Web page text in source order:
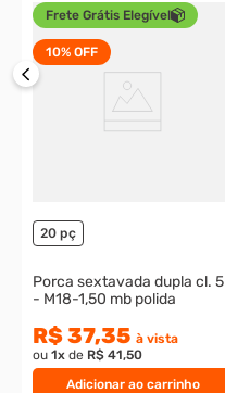
Frete Grátis Elegível
10% OFF
Adicionar ao carrinho
20 pç
Porca sextavada dupla cl. 5
- M18-1,50 mb polida
R$ 37,35 à vista
ou 1x de R$ 41,50